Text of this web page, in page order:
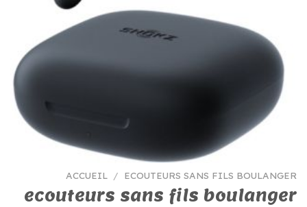
ACCUEIL / ECOUTEURS SANS FILS BOULANGER
ecouteurs sans fils boulanger